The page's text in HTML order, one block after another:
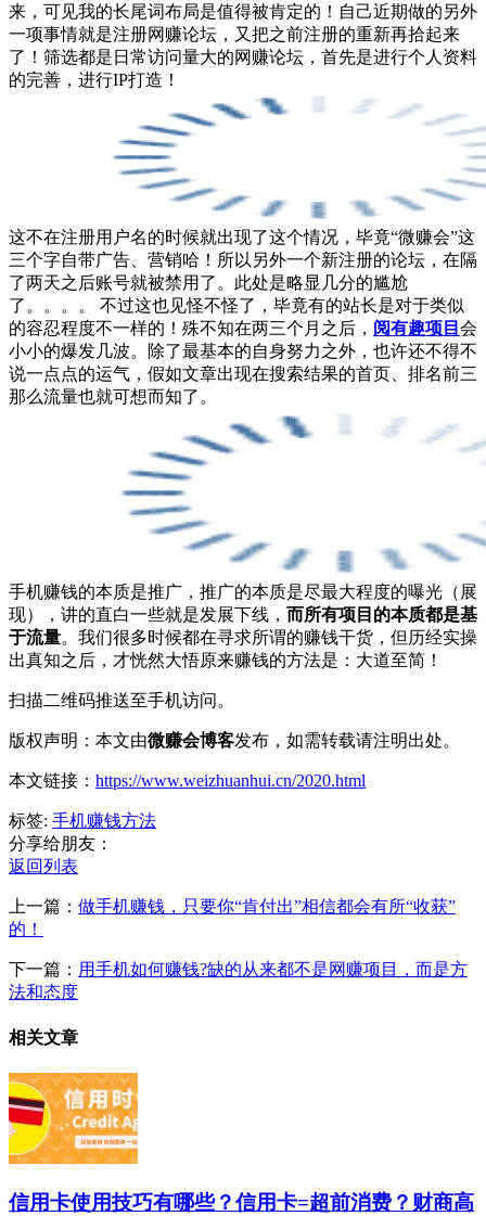
来，可见我的长尾词布局是值得被肯定的！自己近期做的另外
一项事情就是注册网赚论坛，又把之前注册的重新再拾起来
了！筛选都是日常访问量大的网赚论坛，首先是进行个人资料
的完善，进行IP打造！
这不在注册用户名的时候就出现了这个情况，毕竟“微赚会”这
三个字自带广告、营销哈！所以另外一个新注册的论坛，在隔
了两天之后账号就被禁用了。此处是略显几分的尴尬
了。。。。 不过这也见怪不怪了，毕竟有的站长是对于类似
的容忍程度不一样的！殊不知在两三个月之后， 阅有趣项目 会
小小的爆发几波。除了最基本的自身努力之外，也许还不得不
说一点点的运气，假如文章出现在搜索结果的首页、排名前三
那么流量也就可想而知了。
手机赚钱的本质是推广，推广的本质是尽最大程度的曝光（展
现），讲的直白一些就是发展下线， 而所有项目的本质都是基
于流量。我们很多时候都在寻求所谓的赚钱干货，但历经实操
出真知之后，才恍然大悟原来赚钱的方法是：大道至简！
扫描二维码推送至手机访问。
版权声明：本文由微赚会博客发布，如需转载请注明出处。
本文链接： https://www.weizhuanhui.cn/2020.html
标签: 手机赚钱方法
分享给朋友：
返回列表
上一篇： 做手机赚钱，只要你“肯付出”相信都会有所“收获”
的！
下一篇： 用手机如何赚钱?缺的从来都不是网赚项目，而是方
法和态度
相关文章
信用卡使用技巧有哪些？信用卡=超前消费？财商高